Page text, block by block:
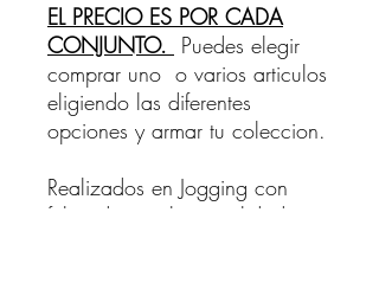
EL PRECIO ES POR CADA
CONJUNTO. Puedes elegir
comprar uno o varios articulos
eligiendo las diferentes
opciones y armar tu coleccion.
Realizados en Jogging con
felpa de excelente calidad